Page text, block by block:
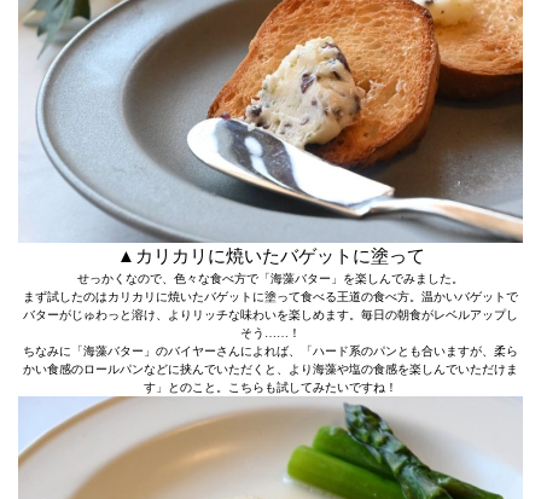
▲カリカリに焼いたバゲットに塗って
せっかくなので、色々な食べ方で「海藻バター」を楽しんでみました。
まず試したのはカリカリに焼いたバゲットに塗って食べる王道の食べ方。温かいバゲットで
バターがじゅわっと溶け、よりリッチな味わいを楽しめます。毎日の朝食がレベルアップし
そう……！
ちなみに「海藻バター」のバイヤーさんによれば、「ハード系のパンとも合いますが、柔ら
かい食感のロールパンなどに挟んでいただくと、より海藻や塩の食感を楽しんでいただけま
す」とのこと。こちらも試してみたいですね！